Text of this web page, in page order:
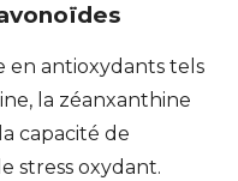
en antioxydants tels
la zéanxanthine
capacité de
stress oxydant.